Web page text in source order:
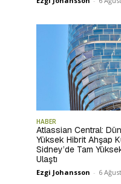
HABER
Atlassian Central:
Yüksek Hibrit Ahşap
Sidney’de Tam
Ulaştı
Ezgi Johansson - 6